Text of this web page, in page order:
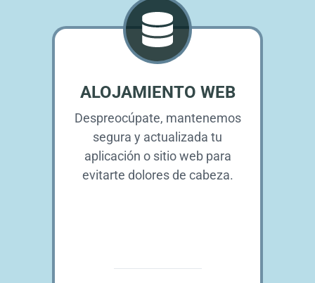
ALOJAMIENTO WEB
Despreocúpate, mantenemos
segura y actualizada tu
aplicación o sitio web para
evitarte dolores de cabeza.